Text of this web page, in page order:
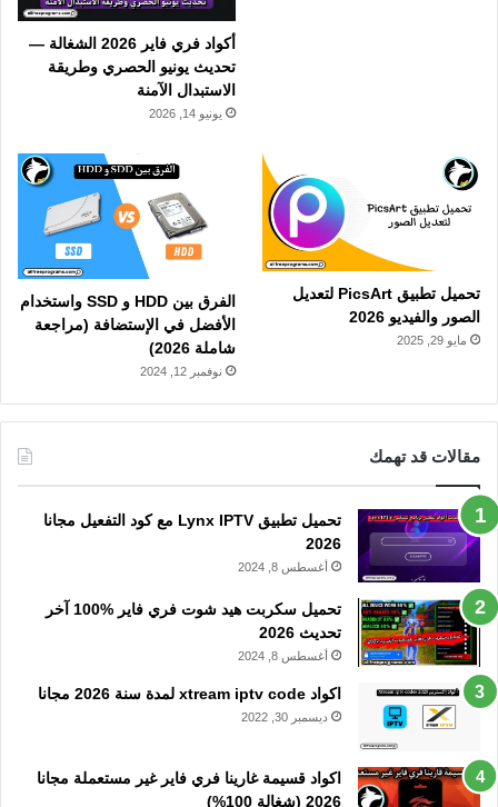
أكواد فري فاير 2026 الشغالة —
تحديث يونيو الحصري وطريقة
الاستبدال الآمنة
يونيو 14, 2026
تحميل تطبيق PicsArt لتعديل
الصور والفيديو 2026
مايو 29, 2025
الفرق بين HDD و SSD واستخدام
الأفضل في الإستضافة (مراجعة
شاملة 2026)
نوفمبر 12, 2024
مقالات قد تهمك
تحميل تطبيق Lynx IPTV مع كود التفعيل مجانا
2026
أغسطس 8, 2024
تحميل سكربت هيد شوت فري فاير %100 آخر
تحديث 2026
أغسطس 8, 2024
اكواد xtream iptv code لمدة سنة 2026 مجانا
ديسمبر 30, 2022
اكواد قسيمة غارينا فري فاير غير مستعملة مجانا
2026 (شغالة 100%)